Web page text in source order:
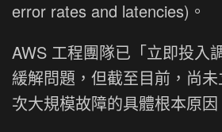
error rates and latencies)。
AWS 工程團隊已「立即投入
緩解問題，但截至目前，尚
次大規模故障的具體根本原因